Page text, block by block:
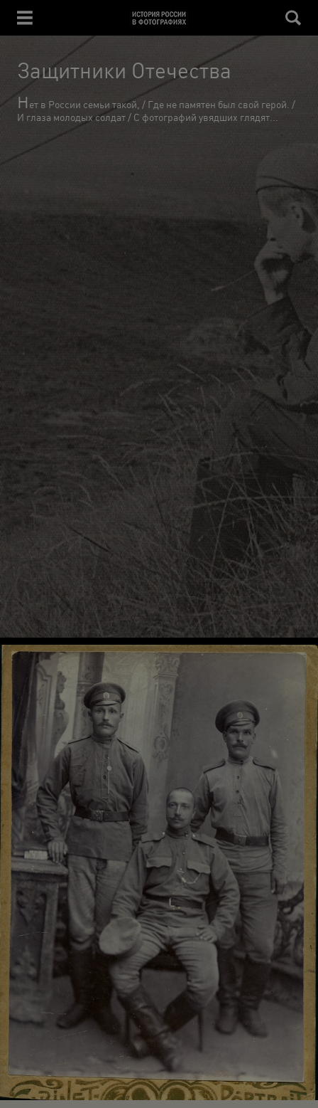
Защитники Отечества
Н ет в России семьи такой, / Где не памятен был свой герой. /
И глаза молодых солдат / С фотографий увядших глядят...